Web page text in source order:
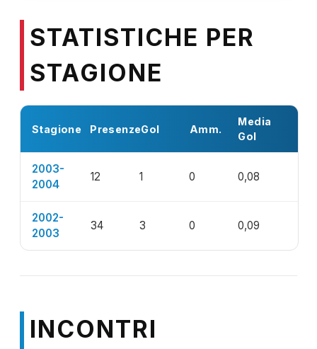
STATISTICHE PER
STAGIONE
Stagione PresenzeGol Amm.
Media
Gol
2003-
2004
12 1 0 0,08
2002-
2003
34 3 0 0,09
INCONTRI